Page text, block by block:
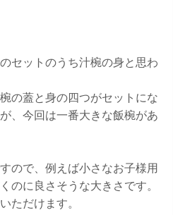
セットのうち汁椀の身と思わ
の蓋と身の四つがセットにな
、今回は一番大きな飯椀があ
ので、例えば小さなお子様用
のに良さそうな大きさです。
ただけます。